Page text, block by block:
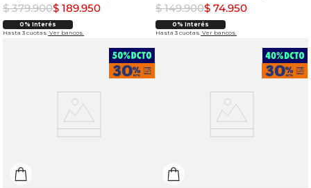
$ 379.900$ 189.950
0% Interés
Hasta 3 cuotas. Ver bancos.
$ 149.900$ 74.950
0% Interés
Hasta 3 cuotas. Ver bancos.